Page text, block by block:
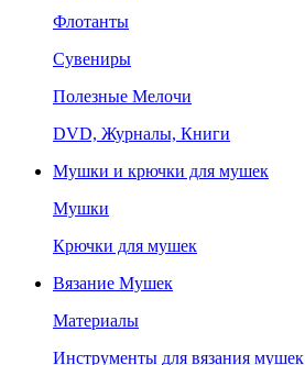
Флотанты
Сувениры
Полезные Мелочи
DVD, Журналы, Книги
Мушки и крючки для мушек
Мушки
Крючки для мушек
Вязание Мушек
Материалы
Инструменты для вязания мушек